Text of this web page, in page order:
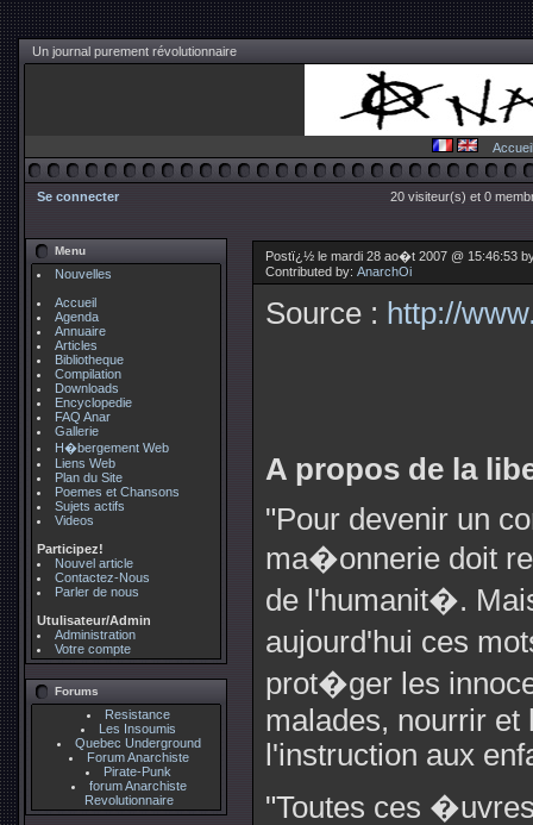
Un journal purement révolutionnaire
Accueil
Se connecter 20 visiteur(s) et 0
Menu
Nouvelles
Accueil
Agenda
Annuaire
Articles
Bibliotheque
Compilation
Downloads
Encyclopedie
FAQ Anar
Gallerie
H�bergement Web
Liens Web
Plan du Site
Poemes et Chansons
Sujets actifs
Videos
Participez!
Nouvel article
Contactez-Nous
Parler de nous
Utulisateur/Admin
Administration
Votre compte
Forums
Resistance
Les Insoumis
Quebec Underground
Forum Anarchiste
Pirate-Punk
forum Anarchiste
Revolutionnaire
Postï¿½ le mardi 28 ao�t 2007 @ 15:46:53
Contributed by: AnarchOi
Source : http://
A propos de la
"Pour devenir un
ma�onnerie doit
de l'humanit�.
aujourd'hui ces
prot�ger les
malades, nourrir et
l'instruction aux
"Toutes ces